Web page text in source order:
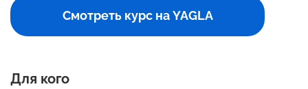
Смотреть курс на YAGLA
Для кого